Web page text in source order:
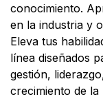
conocimiento.
en la industria y
Eleva tus
línea diseñados
gestión,
crecimiento de